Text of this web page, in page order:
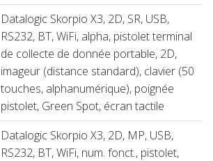
Datalogic Skorpio X3, 2D, SR, USB,
RS232, BT, WiFi, alpha, pistolet terminal
de collecte de donnée portable, 2D,
imageur (distance standard), clavier (50
touches, alphanumérique), poignée
pistolet, Green Spot, écran tactile
Datalogic Skorpio X3, 2D, MP, USB,
RS232, BT, WiFi, num. fonct., pistolet,